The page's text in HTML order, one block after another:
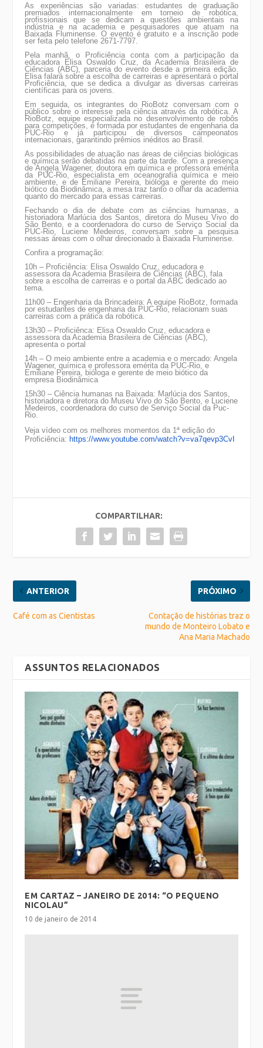
As experiências são variadas: estudantes de graduação
premiados internacionalmente em torneio de robótica,
profissionais que se dedicam a questões ambientais na
indústria e na academia e pesquisadores que atuam na
Baixada Fluminense. O evento é gratuito e a inscrição pode
ser feita pelo telefone 2671-7797.
Pela manhã, o Proficiência conta com a participação da
educadora Elisa Oswaldo Cruz, da Academia Brasileira de
Ciências (ABC), parceria do evento desde a primeira edição.
Elisa falará sobre a escolha de carreiras e apresentará o portal
Proficiência, que se dedica a divulgar as diversas carreiras
científicas para os jovens.
Em seguida, os integrantes do RioBotz conversam com o
público sobre o interesse pela ciência através da robótica. A
RioBotz, equipe especializada no desenvolvimento de robôs
para competições, é formada por estudantes de engenharia da
PUC-Rio e já participou de diversos campeonatos
internacionais, garantindo prêmios inéditos ao Brasil.
As possibilidades de atuação nas áreas de ciências biológicas
e química serão debatidas na parte da tarde. Com a presença
de Angela Wagener, doutora em química e professora emérita
da PUC-Rio, especialista em oceanografia química e meio
ambiente, e de Emiliane Pereira, bióloga e gerente do meio
biótico da Biodinâmica, a mesa traz tanto o olhar da academia
quanto do mercado para essas carreiras.
Fechando o dia de debate com as ciências humanas, a
historiadora Marlúcia dos Santos, diretora do Museu Vivo do
São Bento, e a coordenadora do curso de Serviço Social da
PUC-Rio, Luciene Medeiros, conversam sobre a pesquisa
nessas áreas com o olhar direcionado à Baixada Fluminense.
Confira a programação:
10h – Proficiência: Elisa Oswaldo Cruz, educadora e
assessora da Academia Brasileira de Ciências (ABC), fala
sobre a escolha de carreiras e o portal da ABC dedicado ao
tema.
11h00 – Engenharia da Brincadeira: A equipe RioBotz, formada
por estudantes de engenharia da PUC-Rio, relacionam suas
carreiras com a prática da robótica.
13h30 – Proficiênca: Elisa Oswaldo Cruz, educadora e
assessora da Academia Brasileira de Ciências (ABC),
apresenta o portal
14h – O meio ambiente entre a academia e o mercado: Angela
Wagener, química e professora emérita da PUC-Rio, e
Emiliane Pereira, bióloga e gerente de meio biótico da
empresa Biodinâmica
15h30 – Ciência humanas na Baixada: Marlúcia dos Santos,
historiadora e diretora do Museu Vivo do São Bento, e Luciene
Medeiros, coordenadora do curso de Serviço Social da Puc-
Rio.
Veja vídeo com os melhores momentos da 1ª edição do
Proficiência: https://www.youtube.com/watch?v=va7qevp3CvI
COMPARTILHAR:
ANTERIOR
Café com as Cientistas
PRÓXIMO
Contação de histórias traz o
mundo de Monteiro Lobato e
Ana Maria Machado
ASSUNTOS RELACIONADOS
EM CARTAZ – JANEIRO DE 2014: “O PEQUENO
NICOLAU”
10 de janeiro de 2014